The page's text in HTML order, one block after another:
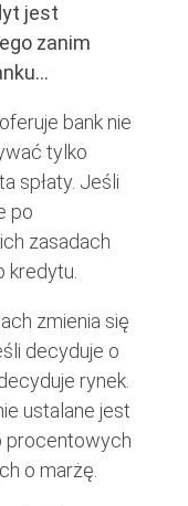
jest
zanim
bank nie
tylko
spłaty. Jeśli
po
zasadach
kredytu.
zmienia się
decyduje o
rynek.
ustalane jest
procentowych
o marżę.